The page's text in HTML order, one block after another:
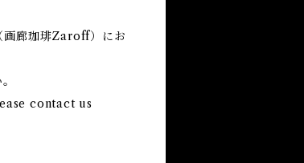
画廊珈琲Zaroff）にお
contact us